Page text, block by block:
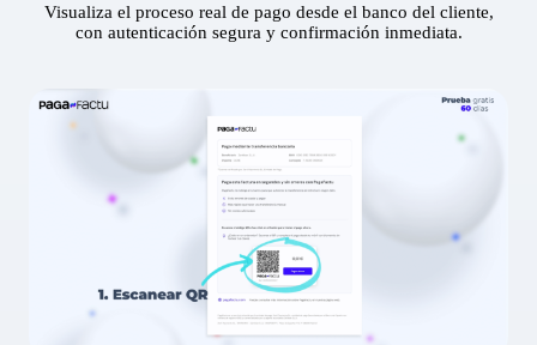
Visualiza el proceso real de pago desde el banco del cliente,
con autenticación segura y confirmación inmediata.